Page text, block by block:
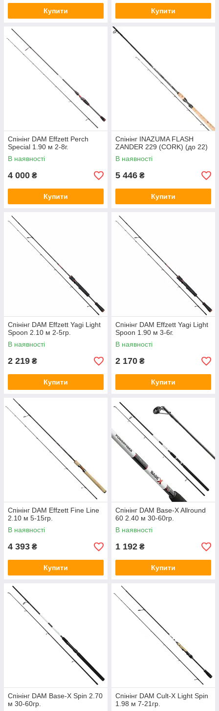
Купити Купити
Спінінг DAM Effzett Perch
Special 1.90 м 2-8г.
В наявності
4 000 ₴
Купити
Спінінг INAZUMA FLASH
ZANDER 229 (CORK) (до 22)
В наявності
5 446 ₴
Купити
Спінінг DAM Effzett Yagi Light
Spoon 2.10 м 2-5гр.
В наявності
2 219 ₴
Купити
Спінінг DAM Effzett Yagi Light
Spoon 1.90 м 3-6г.
В наявності
2 170 ₴
Купити
Спінінг DAM Effzett Fine Line
2.10 м 5-15гр.
В наявності
4 393 ₴
Купити
Спінінг DAM Base-X Allround
60 2.40 м 30-60гр.
В наявності
1 192 ₴
Купити
Спінінг DAM Base-X Spin 2.70
м 30-60гр.
Спінінг DAM Cult-X Light Spin
1.98 м 7-21гр.